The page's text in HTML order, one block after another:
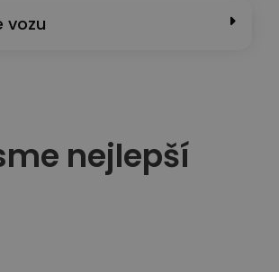
vozu
nejlepší